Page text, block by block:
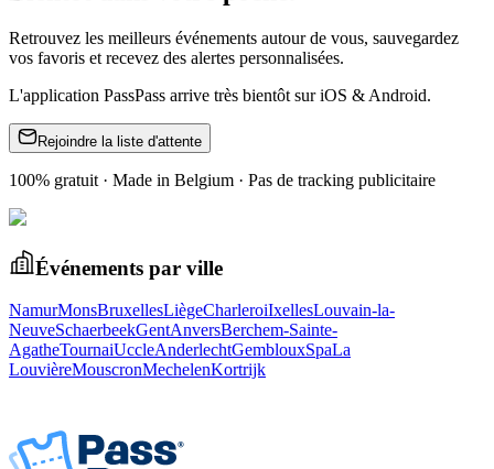
Retrouvez les meilleurs événements autour de vous, sauvegardez
vos favoris et recevez des alertes personnalisées.
L'application PassPass arrive très bientôt sur iOS & Android.
Rejoindre la liste d'attente
100% gratuit · Made in Belgium · Pas de tracking publicitaire
Événements par ville
NamurMonsBruxellesLiègeCharleroiIxellesLouvain-la-
NeuveSchaerbeekGentAnversBerchem-Sainte-
AgatheTournaiUccleAnderlechtGemblouxSpaLa
LouvièreMouscronMechelenKortrijk